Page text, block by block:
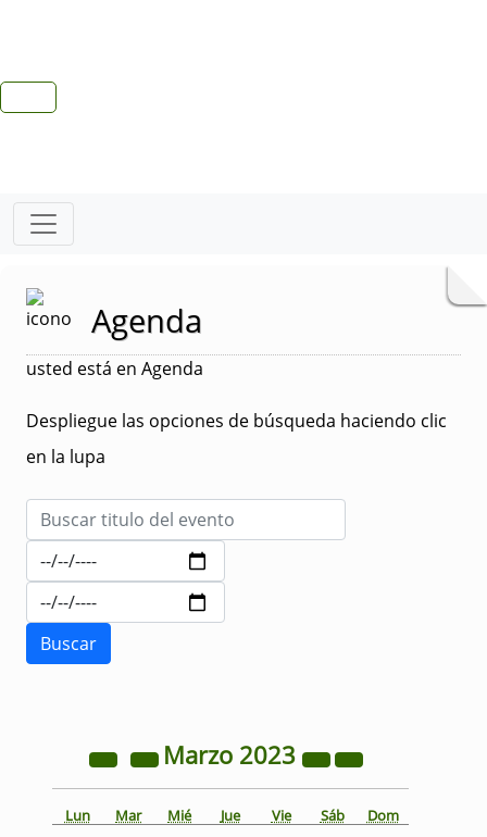
Agenda
usted está en Agenda
Despliegue las opciones de búsqueda haciendo clic
en la lupa
Marzo 2023
Lun Mar Mié Jue Vie Sáb Dom